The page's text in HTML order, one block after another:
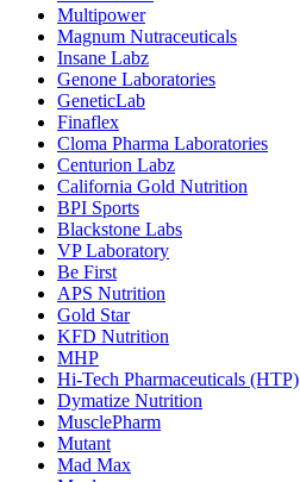
Multipower
Magnum Nutraceuticals
Insane Labz
Genone Laboratories
GeneticLab
Finaflex
Cloma Pharma Laboratories
Centurion Labz
California Gold Nutrition
BPI Sports
Blackstone Labs
VP Laboratory
Be First
APS Nutrition
Gold Star
KFD Nutrition
MHP
Hi-Tech Pharmaceuticals (HTP)
Dymatize Nutrition
MusclePharm
Mutant
Mad Max